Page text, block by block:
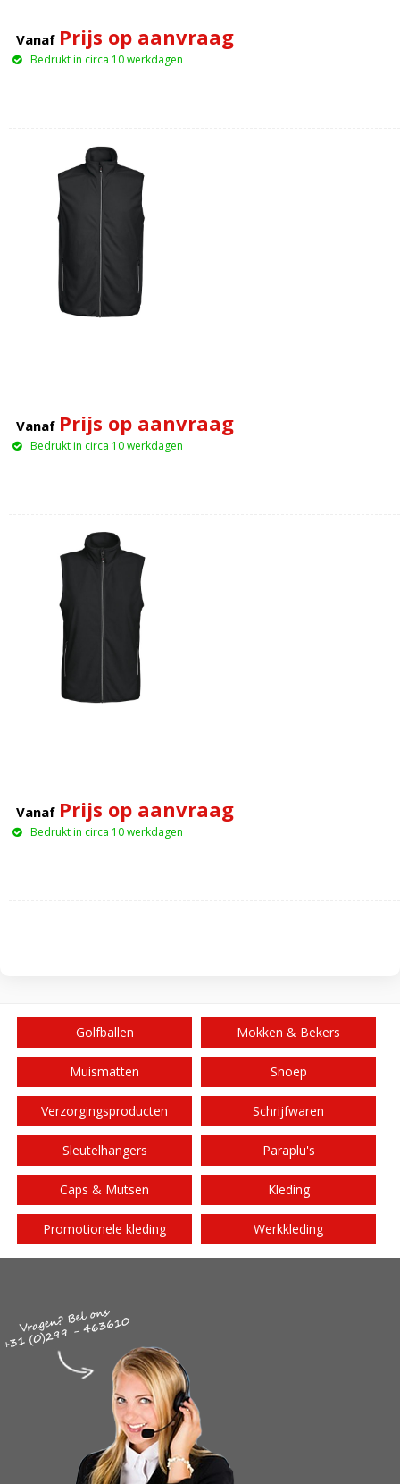
Vanaf Prijs op aanvraag
Bedrukt in circa 10 werkdagen
Vanaf Prijs op aanvraag
Bedrukt in circa 10 werkdagen
Vanaf Prijs op aanvraag
Bedrukt in circa 10 werkdagen
Golfballen Mokken & Bekers
Muismatten Snoep
Verzorgingsproducten Schrijfwaren
Sleutelhangers Paraplu's
Caps & Mutsen Kleding
Promotionele kleding Werkkleding